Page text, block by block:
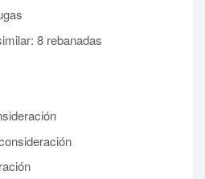
8 rebanadas